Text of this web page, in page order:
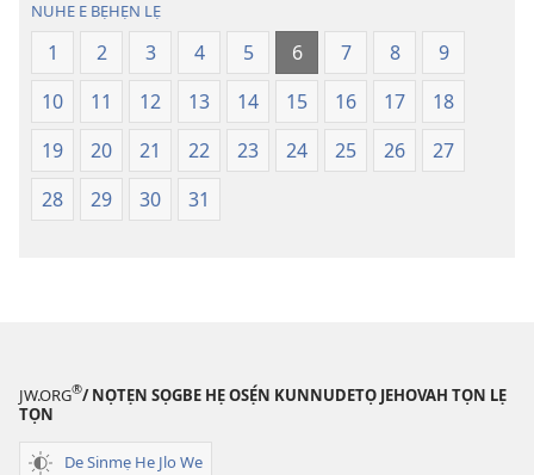
Lẹdogbedevomẹ
Aihọn
Yọyọ
Tọn
(Zinjẹgbonu
Aihọn
Yọyọ
Tọn
(Zinjẹgbonu
NUHE E BẸHẸN LẸ
1 2 3 4 5 6 7 8
9
10
11 12 13 14 15 16 17
18
19
20 21 22 23 24 25 26
27
28
29 30 31
JW.ORG®/ NỌTẸN SỌGBE HẸ OSẸ́N KUNNUDETỌ JEHOVAH TỌN LẸ
TỌN
De Sinmẹ He Jlo We